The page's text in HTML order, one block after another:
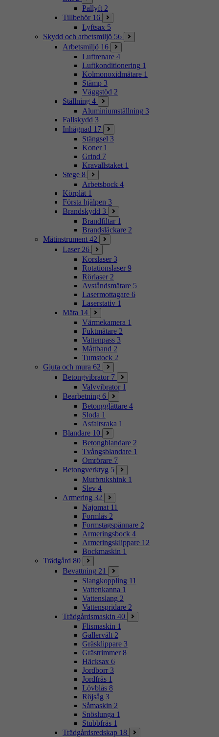
Pallyft 2
Tillbehör 16
Lyftsax 5
Skydd och arbetsmiljö 56
Arbetsmiljö 16
Luftrenare 4
Luftkonditionering 1
Kolmonoxidmätare 1
Stämp 3
Väggstöd 2
Ställning 4
Aluminiumställning 3
Fallskydd 3
Inhägnad 17
Stängsel 3
Koner 1
Grind 7
Kravallstaket 1
Stege 8
Arbetsbock 4
Körplåt 1
Första hjälpen 3
Brandskydd 3
Brandfiltar 1
Brandsläckare 2
Mätinstrument 42
Laser 26
Korslaser 3
Rotationslaser 9
Rörlaser 2
Avståndsmätare 5
Lasermottagare 6
Laserstativ 1
Mäta 14
Värmekamera 1
Fuktmätare 2
Vattenpass 3
Måttband 2
Tumstock 2
Gjuta och mura 62
Betongvibrator 7
Valvvibrator 1
Bearbetning 6
Betongglättare 4
Sloda 1
Asfaltsraka 1
Blandare 10
Betongblandare 2
Tvångsblandare 1
Omrörare 7
Betongverktyg 5
Murbrukshink 1
Slev 4
Armering 32
Najomat 11
Formlås 2
Formstagspännare 2
Armeringsbock 4
Armeringsklippare 12
Bockmaskin 1
Trädgård 80
Bevattning 21
Slangkoppling 11
Vattenkanna 1
Vattenslang 2
Vattenspridare 2
Trädgårdsmaskin 40
Flismaskin 1
Gallervält 2
Gräsklippare 3
Grästrimmer 8
Häcksax 6
Jordborr 3
Jordfräs 1
Lövblås 8
Röjsåg 3
Såmaskin 2
Snöslunga 1
Stubbfräs 1
Trädgårdsredskap 18